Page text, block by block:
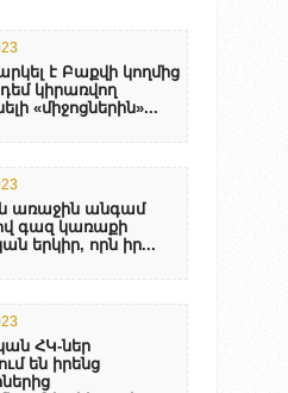
է Բաքվի կողմից
կիրառվող
«միջոցներին»...
առաջին անգամ
գազ կառաքի
երկիր, որն իր...
ՀԿ-ներ
են իրենց